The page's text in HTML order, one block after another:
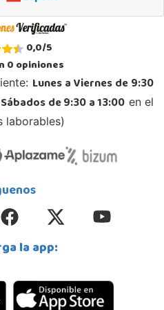
Armilla
Barakaldo
K., s/n Planta 1 Local LC3
UNIDADES
0,0/5
0opiniones
Lunes a Viernes de 9:30
de 9:30 a 13:00 en el
laborables)
la app: